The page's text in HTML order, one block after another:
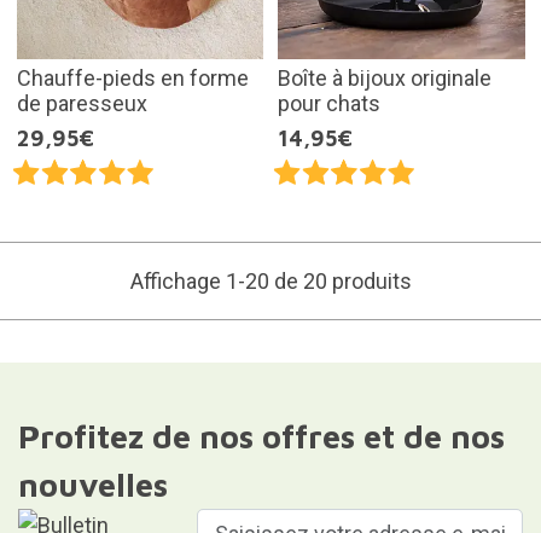
Chauffe-pieds en forme
de paresseux
29,95€
Boîte à bijoux originale
pour chats
14,95€
Affichage 1-20 de 20 produits
Profitez de nos offres et de nos
nouvelles